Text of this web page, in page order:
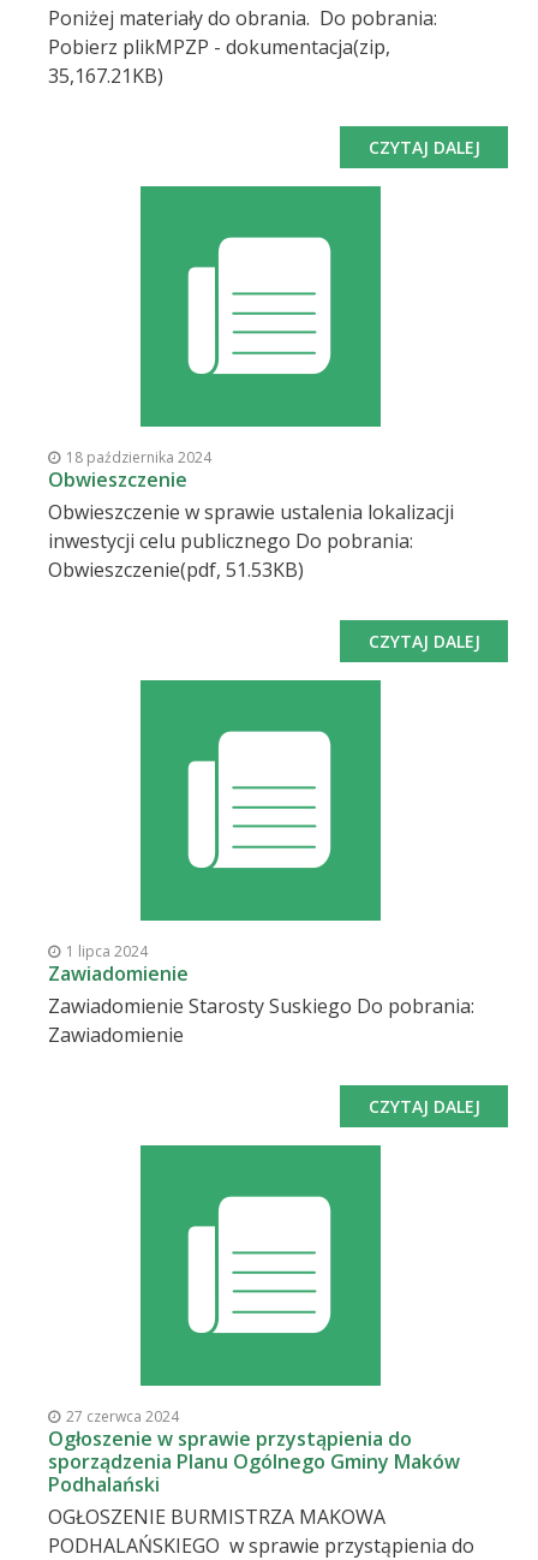
Poniżej materiały do obrania. Do pobrania:
Pobierz plikMPZP - dokumentacja(zip,
35,167.21KB)
CZYTAJ DALEJ
18 października 2024
Obwieszczenie
Obwieszczenie w sprawie ustalenia lokalizacji
inwestycji celu publicznego Do pobrania:
Obwieszczenie(pdf, 51.53KB)
CZYTAJ DALEJ
1 lipca 2024
Zawiadomienie
Zawiadomienie Starosty Suskiego Do pobrania:
Zawiadomienie
CZYTAJ DALEJ
27 czerwca 2024
Ogłoszenie w sprawie przystąpienia do
sporządzenia Planu Ogólnego Gminy Maków
Podhalański
OGŁOSZENIE BURMISTRZA MAKOWA
PODHALAŃSKIEGO w sprawie przystąpienia do